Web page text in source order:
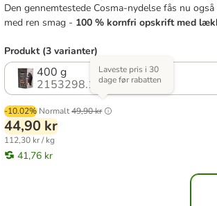
Den gennemtestede Cosma-nydelse fås nu
med ren smag - 100 % kornfri opskrift med
Produkt (3 varianter)
400 g
2153298.1
-10.02% Normalt49,90 kr
Laveste pris i 30
dage før rabatten
44,90 kr
112,30 kr / kg
41,76 kr